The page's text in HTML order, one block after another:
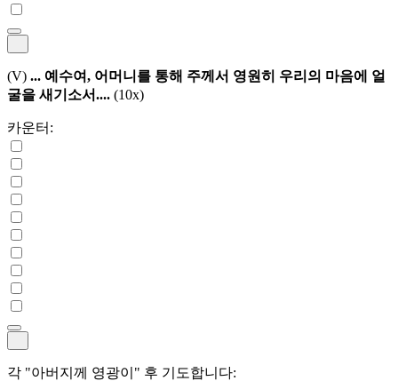
(V) ... 예수여, 어머니를 통해 주께서 영원히 우리의 마음에 얼
굴을 새기소서.... (10x)
카운터:
각 "아버지께 영광이" 후 기도합니다: